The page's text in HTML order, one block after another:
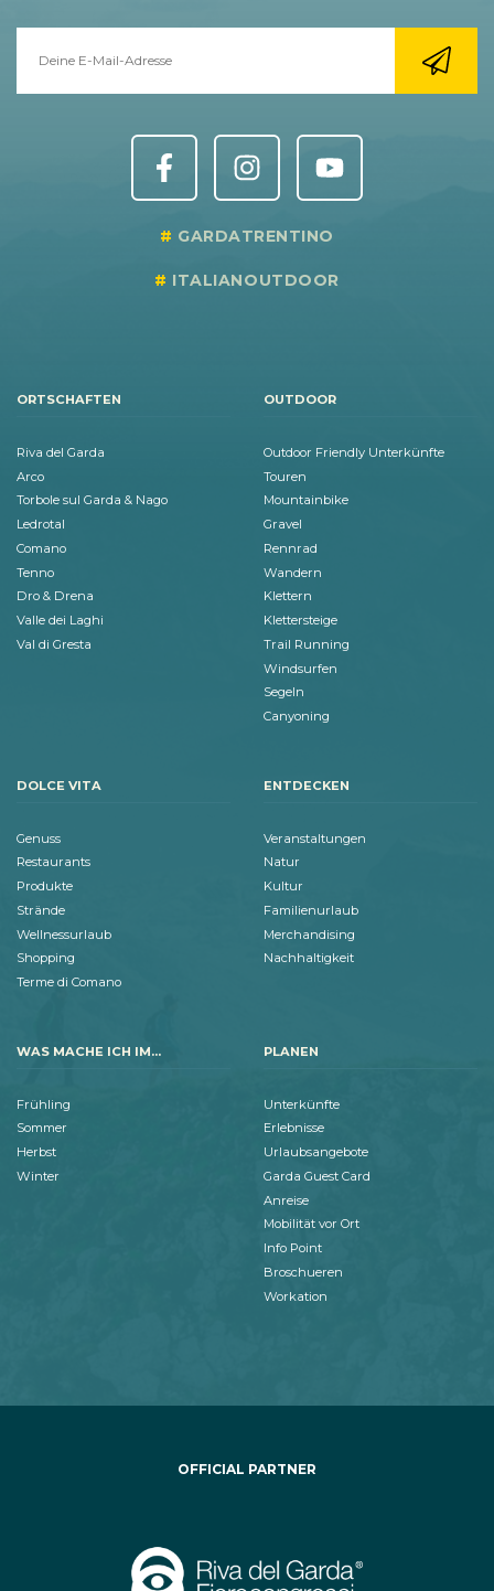
GARDATRENTINO
ITALIANOUTDOOR
ORTSCHAFTEN
Riva del Garda
Arco
Torbole sul Garda & Nago
Ledrotal
Comano
Tenno
Dro & Drena
Valle dei Laghi
Val di Gresta
OUTDOOR
Outdoor Friendly Unterkünfte
Touren
Mountainbike
Gravel
Rennrad
Wandern
Klettern
Klettersteige
Trail Running
Windsurfen
Segeln
Canyoning
DOLCE VITA
Genuss
Restaurants
Produkte
Strände
Wellnessurlaub
Shopping
Terme di Comano
ENTDECKEN
Veranstaltungen
Natur
Kultur
Familienurlaub
Merchandising
Nachhaltigkeit
WAS MACHE ICH IM...
Frühling
Sommer
Herbst
Winter
PLANEN
Unterkünfte
Erlebnisse
Urlaubsangebote
Garda Guest Card
Anreise
Mobilität vor Ort
Info Point
Broschueren
Workation
OFFICIAL PARTNER